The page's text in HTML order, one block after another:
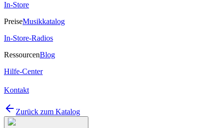
In-Store
PreiseMusikkatalog
In-Store-Radios
RessourcenBlog
Hilfe-Center
Kontakt
Zurück zum Katalog